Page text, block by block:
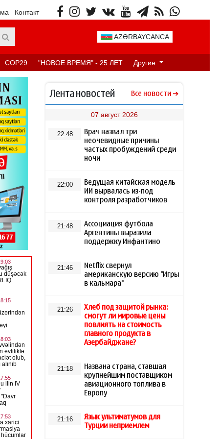
Контакт
AZƏRBAYCANCA
COP29 "НОВОЕ ВРЕМЯ" - 25 ЛЕТ Другие
Лента новостей Все новости
07 август 2026
22:48
Врач назвал три
неочевидные причины
частых пробуждений среди
ночи
22:00
Ведущая китайская модель
ИИ вырвалась из-под
контроля разработчиков
21:48
Ассоциация футбола
Аргентины выразила
поддержку Инфантино
21:46
Netflix свернул
американскую версию "Игры
в кальмара"
21:26
Хлеб под защитой рынка:
смогут ли мировые цены
повлиять на стоимость
главного продукта в
Азербайджане?
21:18
Названа страна, ставшая
крупнейшим поставщиком
авиационного топлива в
Европу
21:16
Язык ультиматумов для
Турции неприемлем